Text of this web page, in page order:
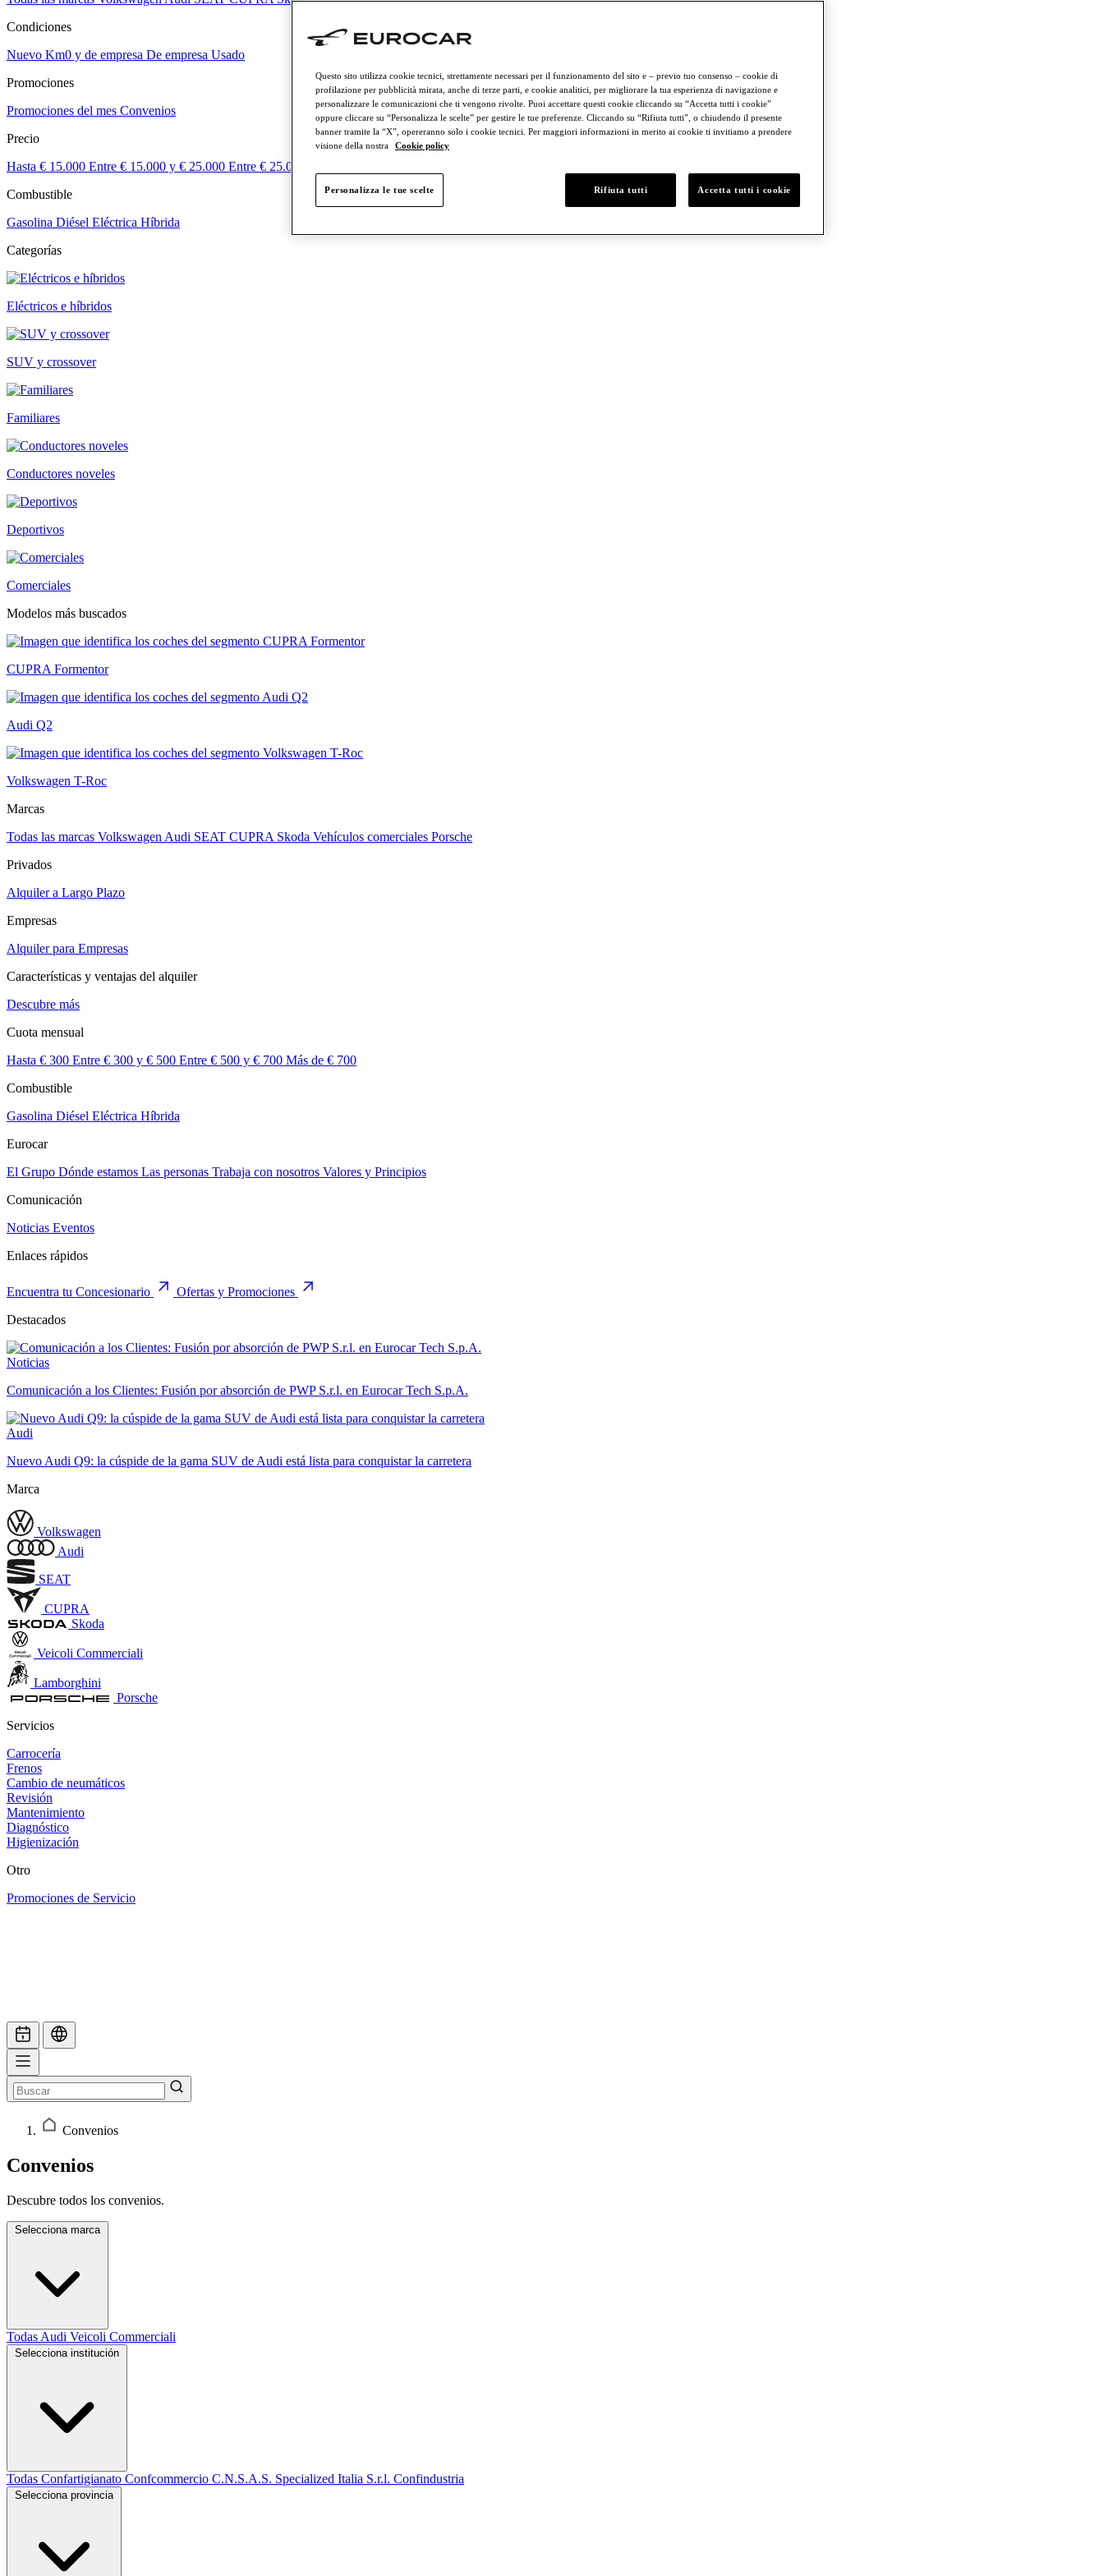
Condiciones
Nuevo Km0 y de empresa De empresa Usado
Promociones
Promociones del mes Convenios
Precio
Hasta € 15.000 Entre € 15.000 y € 25.000 Entre € 25.000 y € 50.000
Combustible
Gasolina Diésel Eléctrica Híbrida
Categorías
Eléctricos e híbridos
SUV y crossover
Familiares
Conductores noveles
Deportivos
Comerciales
Modelos más buscados
CUPRA Formentor
Audi Q2
Volkswagen T-Roc
Marcas
Todas las marcas VolkswagenAudi SEAT CUPRA Skoda Vehículos comerciales Porsche
Privados
Alquiler a Largo Plazo
Empresas
Alquiler para Empresas
Características y ventajas del alquiler
Descubre más
Cuota mensual
Hasta € 300 Entre € 300 y € 500 Entre € 500 y € 700 Más de € 700
Combustible
Gasolina Diésel Eléctrica Híbrida
Eurocar
El Grupo Dónde estamos Las personas Trabaja con nosotros Valores y Principios
Comunicación
Noticias Eventos
Enlaces rápidos
Encuentra tu Concesionario
Ofertas y Promociones
Destacados
Noticias
Comunicación a los Clientes: Fusión por absorción de PWP S.r.l. en Eurocar Tech S.p.A.
Audi
Nuevo Audi Q9: la cúspide de la gama SUV de Audi está lista para conquistar la carretera
Marca
Volkswagen
Audi
SEAT
CUPRA
Skoda
Veicoli Commerciali
Lamborghini
Porsche
Servicios
Carrocería
Frenos
Cambio de neumáticos
Revisión
Mantenimiento
Diagnóstico
Higienización
Otro
Promociones de Servicio
Convenios
Convenios
Descubre todos los convenios.
Selecciona marca
Todas Audi Veicoli Commerciali
Selecciona institución
Todas Confartigianato Confcommercio C.N.S.A.S. Specialized Italia S.r.l. Confindustria
Selecciona provincia
Questo sito utilizza cookie tecnici, strettamente necessari per il funzionamento del sito e – previo tuo consenso – cookie di
profilazione per pubblicità mirata, anche di terze parti, e cookie analitici, per migliorare la tua esperienza di navigazione e
personalizzare le comunicazioni che ti vengono rivolte. Puoi accettare questi cookie cliccando su “Accetta tutti i cookie”
oppure cliccare su “Personalizza le scelte” per gestire le tue preferenze. Cliccando su “Rifiuta tutti”, o chiudendo il presente
banner tramite la “X”, opereranno solo i cookie tecnici. Per maggiori informazioni in merito ai cookie ti invitiamo a prendere
visione della nostra
Cookie policy
Personalizza le tue scelte Rifiuta tutti Accetta tutti i cookie